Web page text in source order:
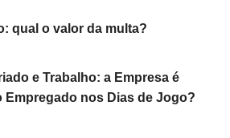
qual o valor da multa?
e Trabalho: a Empresa é
Empregado nos Dias de Jogo?